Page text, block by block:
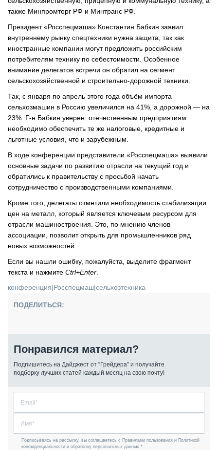
также Минпромторг РФ и Минтранс РФ.
Президент «Росспецмаша» Константин Бабкин заявил:
внутреннему рынку спецтехники нужна защита, так как
иностранные компании могут предложить российским
потребителям технику по себестоимости. Особенное
внимание делегатов встречи он обратил на сегмент
сельскохозяйственной и строительно-дорожной техники.
Так, с января по апрель этого года объём импорта
сельхозмашин в Россию увеличился на 41%, а дорожной — на
23%. Г-н Бабкин уверен: отечественным предприятиям
необходимо обеспечить те же налоговые, кредитные и
льготные условия, что и зарубежным.
В ходе конференции представители «Росспецмаша» выявили
основные задачи по развитию отрасли на текущий год и
обратились к правительству с просьбой начать
сотрудничество с производственными компаниями.
Кроме того, делегаты отметили необходимость стабилизации
цен на металл, который является ключевым ресурсом для
отрасли машиностроения. Это, по мнению членов
ассоциации, позволит открыть для промышленников ряд
новых возможностей.
Если вы нашли ошибку, пожалуйста, выделите фрагмент
текста и нажмите Ctrl+Enter
конференция|Росспецмаш|сельхозтехника
ПОДЕЛИТЬСЯ:
Понравился материал?
Подпишитесь на Дайджест от “Грейдера” и получайте
подборку лучших статей каждый месяц на свою почту!
Подписываясь на рассылку, вы соглашаетесь с Правилами пользования и Политикой
конфиденциальности и обработку персональных данных *